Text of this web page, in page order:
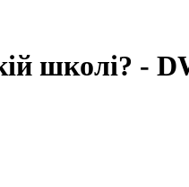
школі? -